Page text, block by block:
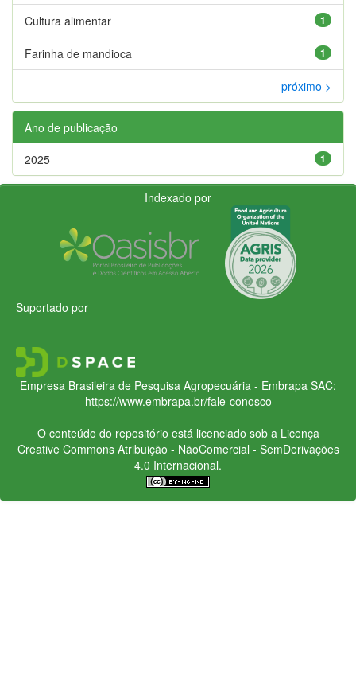
1
Cultura alimentar
1
Farinha de mandioca
próximo >
Ano de publicação
1
2025
Indexado por
Suportado por
Empresa Brasileira de Pesquisa Agropecuária - Embrapa SAC:
https://www.embrapa.br/fale-conosco
O conteúdo do repositório está licenciado sob a Licença
Creative CommonsAtribuição - NãoComercial - SemDerivações
4.0 Internacional.